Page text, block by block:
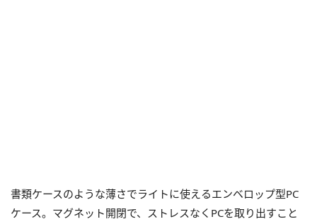
書類ケースのような薄さでライトに使えるエンベロップ型PC
ケース。マグネット開閉で、ストレスなくPCを取り出すこと